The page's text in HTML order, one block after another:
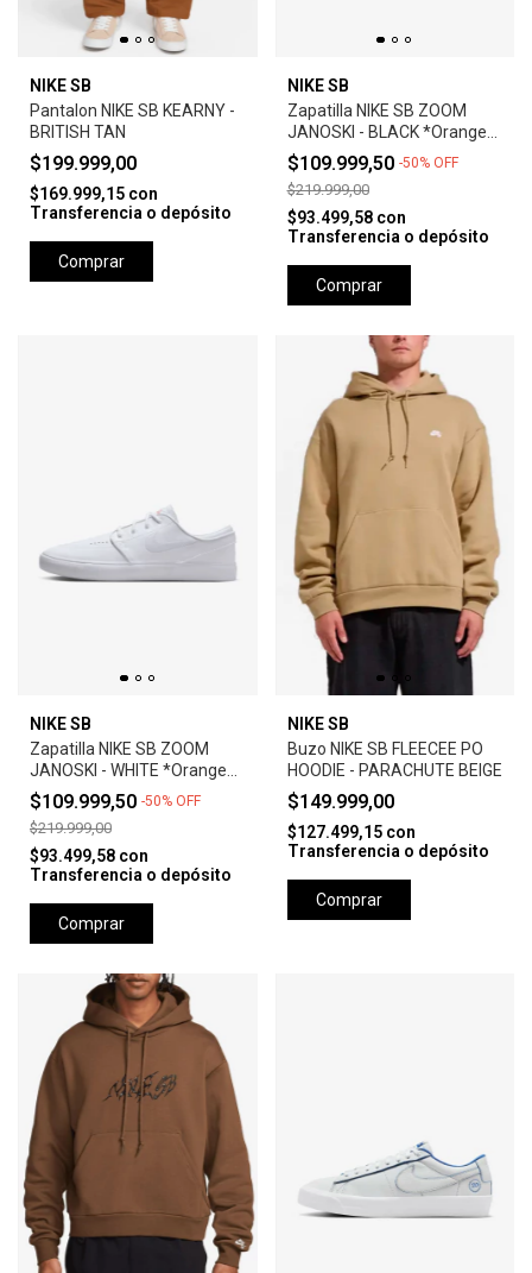
NIKE SB
Pantalon NIKE SB KEARNY -
BRITISH TAN
$199.999,00
$169.999,15 con
Transferencia o depósito
Comprar
NIKE SB
Zapatilla NIKE SB ZOOM
JANOSKI - BLACK *Orange
Label*
$109.999,50 -50% OFF
$219.999,00
$93.499,58 con
Transferencia o depósito
Comprar
NIKE SB
Zapatilla NIKE SB ZOOM
JANOSKI - WHITE *Orange
Label*
$109.999,50 -50% OFF
$219.999,00
$93.499,58 con
Transferencia o depósito
Comprar
NIKE SB
Buzo NIKE SB FLEECEE PO
HOODIE - PARACHUTE BEIGE
$149.999,00
$127.499,15 con
Transferencia o depósito
Comprar